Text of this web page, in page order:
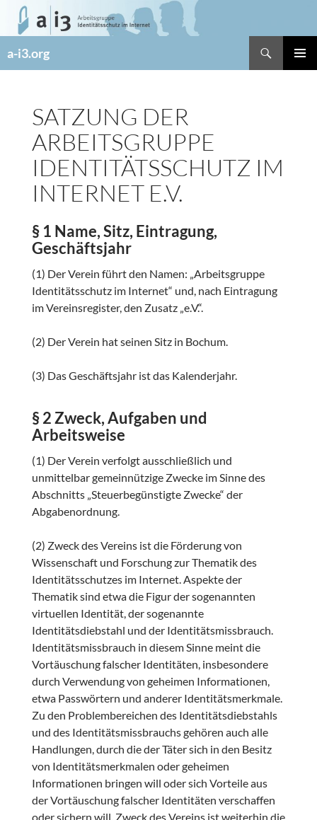
Zum
Inhalt
a-i3.org
SATZUNG DER
ARBEITSGRUPPE
IDENTITÄTSSCHUTZ IM
INTERNET E.V.
§ 1 Name, Sitz, Eintragung,
Geschäftsjahr
(1) Der Verein führt den Namen: „Arbeitsgruppe
Identitätsschutz im Internet“ und, nach Eintragung
im Vereinsregister, den Zusatz „e.V.“.
(2) Der Verein hat seinen Sitz in Bochum.
(3) Das Geschäftsjahr ist das Kalenderjahr.
§ 2 Zweck, Aufgaben und
Arbeitsweise
(1) Der Verein verfolgt ausschließlich und
unmittelbar gemeinnützige Zwecke im Sinne des
Abschnitts „Steuerbegünstigte Zwecke“ der
Abgabenordnung.
(2) Zweck des Vereins ist die Förderung von
Wissenschaft und Forschung zur Thematik des
Identitätsschutzes im Internet. Aspekte der
Thematik sind etwa die Figur der sogenannten
virtuellen Identität, der sogenannte
Identitätsdiebstahl und der Identitätsmissbrauch.
Identitätsmissbrauch in diesem Sinne meint die
Vortäuschung falscher Identitäten, insbesondere
durch Verwendung von geheimen Informationen,
etwa Passwörtern und anderer Identitätsmerkmale.
Zu den Problembereichen des Identitätsdiebstahls
und des Identitätsmissbrauchs gehören auch alle
Handlungen, durch die der Täter sich in den Besitz
von Identitätsmerkmalen oder geheimen
Informationen bringen will oder sich Vorteile aus
der Vortäuschung falscher Identitäten verschaffen
oder sichern will. Zweck des Vereins ist weiterhin die